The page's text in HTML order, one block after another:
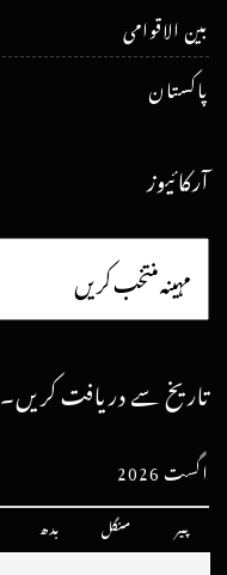
بین الاقوامی
پاکستان
آرکائیوز
تاریخ سے دریافت کریں۔
اگست 2026
پیر منگل بدھ